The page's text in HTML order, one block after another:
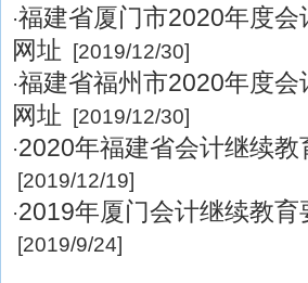
·福建省厦门市2020年度
网址 [2019/12/30]
·福建省福州市2020年度
网址 [2019/12/30]
·2020年福建省会计继续
[2019/12/19]
·2019年厦门会计继续教
[2019/9/24]